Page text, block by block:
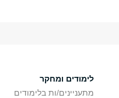
לימודים ומחקר
מתעניינים/ות בלימודים